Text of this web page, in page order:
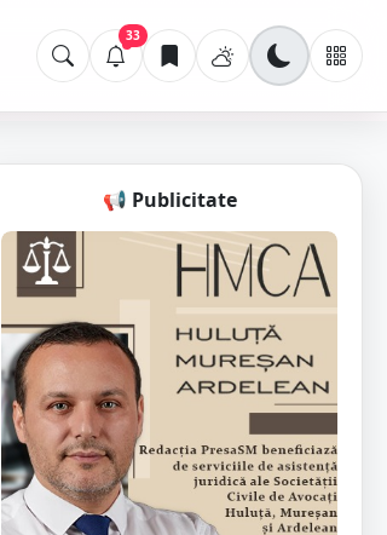
33
📢 Publicitate